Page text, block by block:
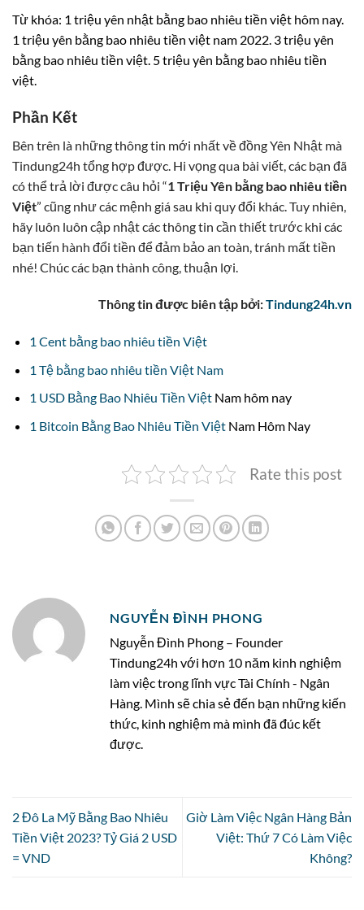
Từ khóa: 1 triệu yên nhật bằng bao nhiêu tiền việt hôm nay.
1 triệu yên bằng bao nhiêu tiền việt nam 2022. 3 triệu yên
bằng bao nhiêu tiền việt. 5 triệu yên bằng bao nhiêu tiền
việt.
Phần Kết
Bên trên là những thông tin mới nhất về đồng Yên Nhật mà
Tindung24h tổng hợp được. Hi vọng qua bài viết, các bạn đã
có thể trả lời được câu hỏi “1 Triệu Yên bằng bao nhiêu tiền
Việt” cũng như các mệnh giá sau khi quy đổi khác. Tuy nhiên,
hãy luôn luôn cập nhật các thông tin cần thiết trước khi các
bạn tiến hành đổi tiền để đảm bảo an toàn, tránh mất tiền
nhé! Chúc các bạn thành công, thuận lợi.
Thông tin được biên tập bởi:Tindung24h.vn
1 Cent bằng bao nhiêu tiền Việt
1 Tệ bằng bao nhiêu tiền Việt Nam
1 USD Bằng Bao Nhiêu Tiền ViệtNam hôm nay
1 Bitcoin Bằng Bao Nhiêu Tiền Việt Nam Hôm Nay
Rate this post
NGUYỄN ĐÌNH PHONG
Nguyễn Đình Phong – Founder
Tindung24h với hơn 10 năm kinh nghiệm
làm việc trong lĩnh vực Tài Chính - Ngân
Hàng. Mình sẽ chia sẻ đến bạn những kiến
thức, kinh nghiệm mà mình đã đúc kết
được.
2 Đô La Mỹ Bằng Bao Nhiêu
Tiền Việt 2023? Tỷ Giá 2 USD
= VND
Giờ Làm Việc Ngân Hàng Bản
Việt: Thứ 7 Có Làm Việc
Không?